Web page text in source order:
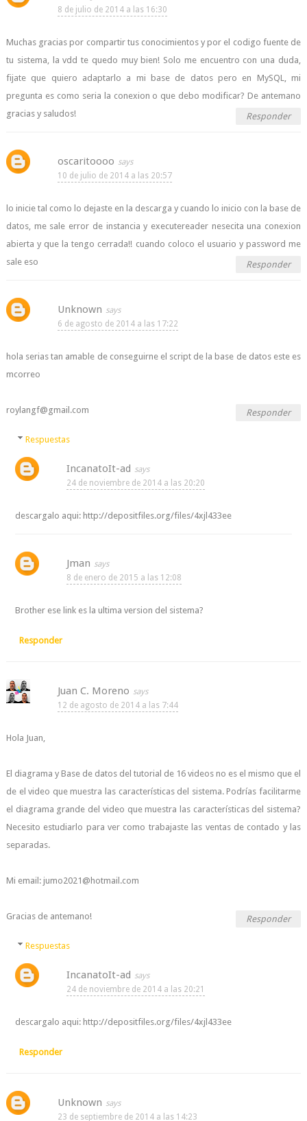
8 de julio de 2014 a las 16:30
Muchas gracias por compartir tus conocimientos y por el codigo fuente de
tu sistema, la vdd te quedo muy bien! Solo me encuentro con una duda,
fijate que quiero adaptarlo a mi base de datos pero en MySQL, mi
pregunta es como seria la conexion o que debo modificar? De antemano
gracias y saludos!
Responder
oscaritoooo
10 de julio de 2014 a las 20:57
lo inicie tal como lo dejaste en la descarga y cuando lo inicio con la base de
datos, me sale error de instancia y executereader nesecita una conexion
abierta y que la tengo cerrada!! cuando coloco el usuario y password me
sale eso
Responder
Unknown
6 de agosto de 2014 a las 17:22
hola serias tan amable de conseguirne el script de la base de datos este es
mcorreo
roylangf@gmail.com Responder
Respuestas
IncanatoIt-ad
24 de noviembre de 2014 a las 20:20
descargalo aqui: http://depositfiles.org/files/4xjl433ee
Jman
8 de enero de 2015 a las 12:08
Brother ese link es la ultima version del sistema?
Responder
Juan C. Moreno
12 de agosto de 2014 a las 7:44
Hola Juan,
El diagrama y Base de datos del tutorial de 16 videos no es el mismo que el
de el video que muestra las características del sistema. Podrías facilitarme
el diagrama grande del video que muestra las características del sistema?
Necesito estudiarlo para ver como trabajaste las ventas de contado y las
separadas.
Mi email: jumo2021@hotmail.com
Gracias de antemano! Responder
Respuestas
IncanatoIt-ad
24 de noviembre de 2014 a las 20:21
descargalo aqui: http://depositfiles.org/files/4xjl433ee
Responder
Unknown
23 de septiembre de 2014 a las 14:23